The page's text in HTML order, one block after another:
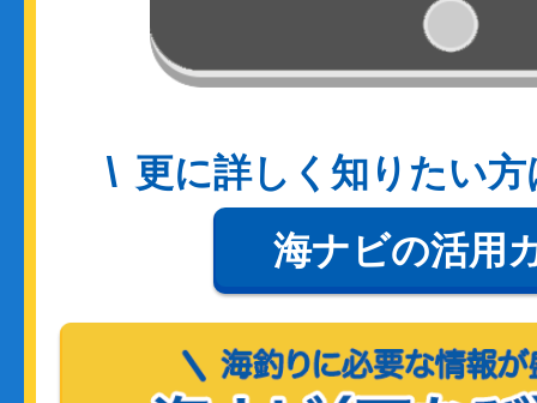
更に詳しく知りたい
海ナビの活用